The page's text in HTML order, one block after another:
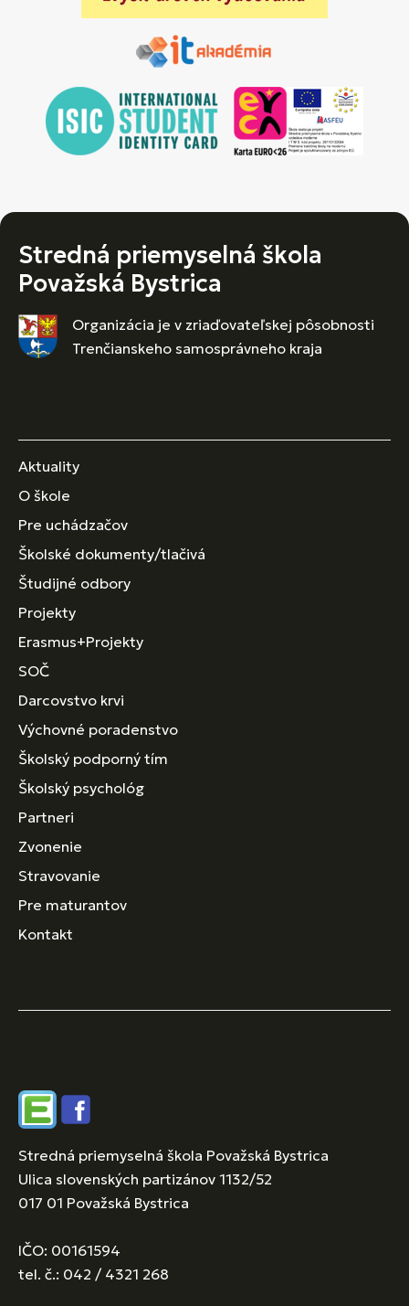
Stredná priemyselná škola
Považská Bystrica
Organizácia je v zriaďovateľskej pôsobnosti
Trenčianskeho samosprávneho kraja
Aktuality
O škole
Pre uchádzačov
Školské dokumenty/tlačivá
Študijné odbory
Projekty
Erasmus+Projekty
SOČ
Darcovstvo krvi
Výchovné poradenstvo
Školský podporný tím
Školský psychológ
Partneri
Zvonenie
Stravovanie
Pre maturantov
Kontakt
EdupageFacebook
Stredná priemyselná škola Považská Bystrica
Ulica slovenských partizánov 1132/52
017 01 Považská Bystrica
IČO: 00161594
tel. č.: 042 / 4321 268